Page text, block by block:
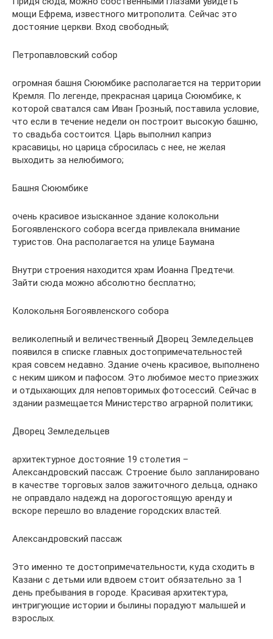
мощи Ефрема, известного митрополита. Сейчас это
достояние церкви. Вход свободный;
Петропавловский собор
огромная башня Сююмбике располагается на территории
Кремля. По легенде, прекрасная царица Сююмбике, к
которой сватался сам Иван Грозный, поставила условие,
что если в течение недели он построит высокую башню,
то свадьба состоится. Царь выполнил каприз
красавицы, но царица сбросилась с нее, не желая
выходить за нелюбимого;
Башня Сююмбике
очень красивое изысканное здание колокольни
Богоявленского собора всегда привлекала внимание
туристов. Она располагается на улице Баумана
Внутри строения находится храм Иоанна Предтечи.
Зайти сюда можно абсолютно бесплатно;
Колокольня Богоявленского собора
великолепный и величественный Дворец Земледельцев
появился в списке главных достопримечательностей
края совсем недавно. Здание очень красивое, выполнено
с неким шиком и пафосом. Это любимое место приезжих
и отдыхающих для неповторимых фотосессий. Сейчас в
здании размещается Министерство аграрной политики;
Дворец Земледельцев
архитектурное достояние 19 столетия –
Александровский пассаж. Строение было запланировано
в качестве торговых залов зажиточного дельца, однако
не оправдало надежд на дорогостоящую аренду и
вскоре перешло во владение городских властей.
Александровский пассаж
Это именно те достопримечательности, куда сходить в
Казани с детьми или вдвоем стоит обязательно за 1
день пребывания в городе. Красивая архитектура,
интригующие истории и былины порадуют малышей и
взрослых.